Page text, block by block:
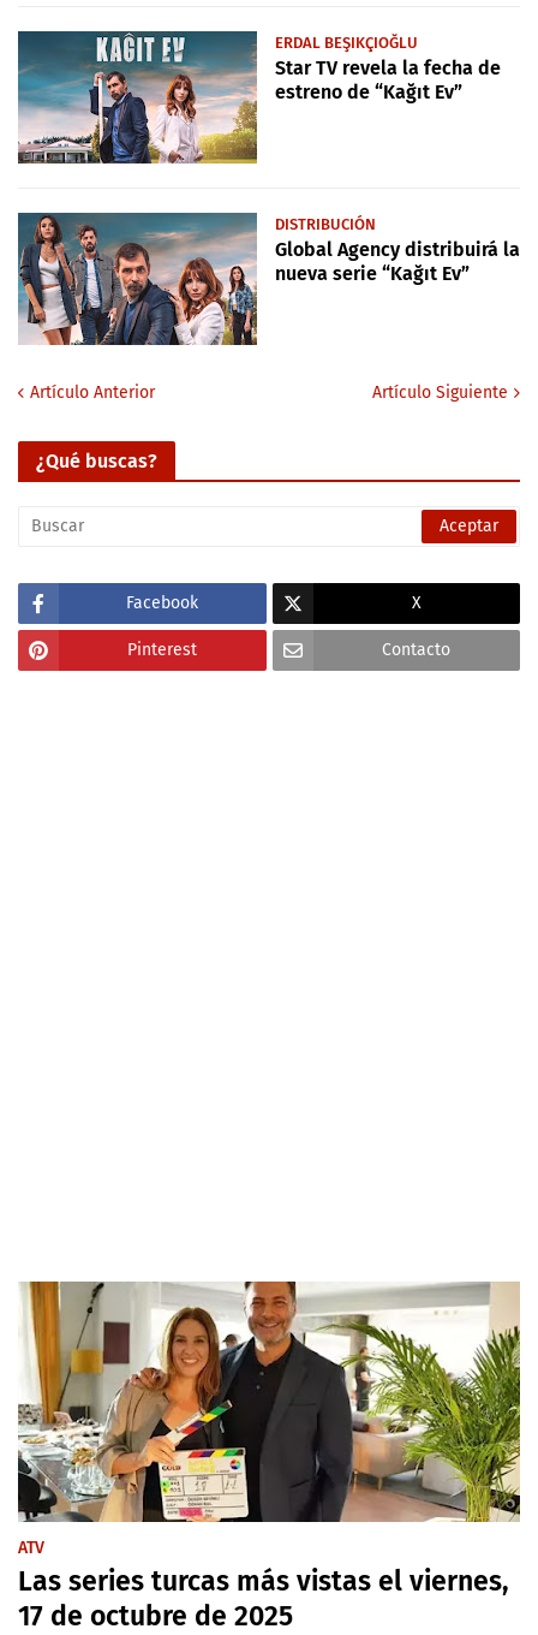
ERDAL BEŞIKÇIOĞLU
Star TV revela la fecha de
estreno de “Kağıt Ev”
DISTRIBUCIÓN
Global Agency distribuirá la
nueva serie “Kağıt Ev”
Artículo Anterior Artículo Siguiente
¿Qué buscas?
Facebook X
Pinterest Contacto
ATV
Las series turcas más vistas el viernes,
17 de octubre de 2025